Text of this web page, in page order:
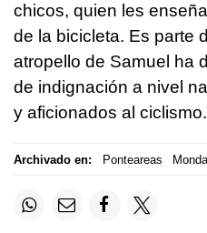
chicos, quien les
de la bicicleta. Es parte
atropello de Samuel ha
de indignación a nivel
y aficionados al ciclismo.
Archivado en: Ponteareas